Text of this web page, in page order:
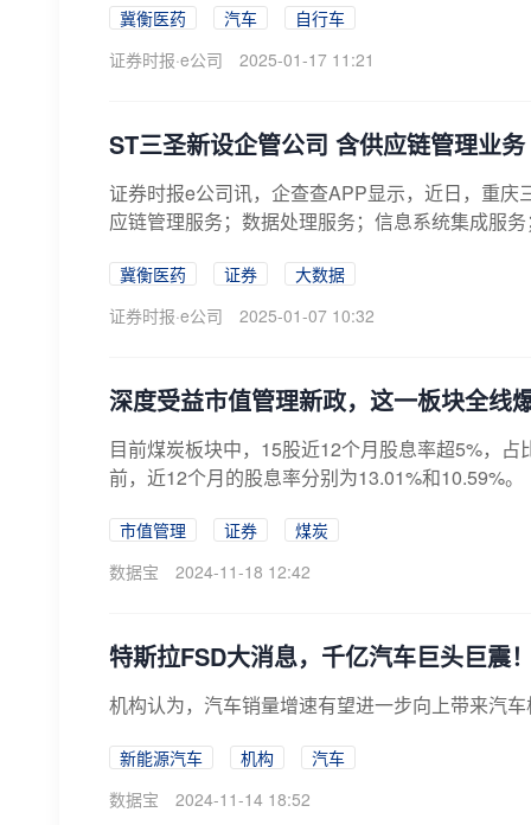
冀衡医药 汽车
自行车
证券时报·e公司
2025-01-17 11:21
ST三圣新设企管公司 含供应链管理业务
证券时报e公司讯，企查查APP显示，近日，重
应链管理服务；数据处理服务；信息系统集成服
冀衡医药 证券
大数据
证券时报·e公司
2025-01-07 10:32
深度受益市值管理新政，这一板块全线
目前煤炭板块中，15股近12个月股息率超5%，
前，近12个月的股息率分别为13.01%和10.59%。
市值管理 证券
煤炭
数据宝
2024-11-18 12:42
特斯拉FSD大消息，千亿汽车巨头巨震
机构认为，汽车销量增速有望进一步向上带来汽
新能源汽车 机构
汽车
数据宝
2024-11-14 18:52